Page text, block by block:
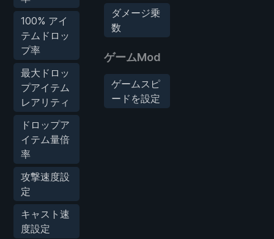
100% アイ
テムドロッ
プ率
最大ドロッ
プアイテム
レアリティ
ドロップア
イテム量倍
率
攻撃速度設
定
キャスト速
度設定
ダメージ乗
数
ゲームMod
ゲームスピ
ードを設定